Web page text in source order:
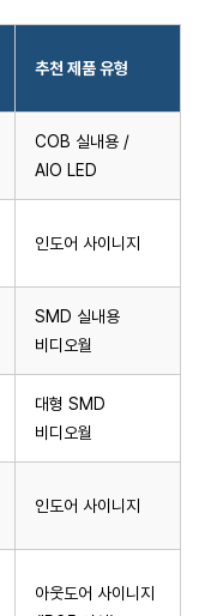
추천 제품 유형
COB 실내용 /
AIO LED
인도어 사이니지
SMD 실내용
비디오월
대형 SMD
비디오월
인도어 사이니지
아웃도어 사이니지